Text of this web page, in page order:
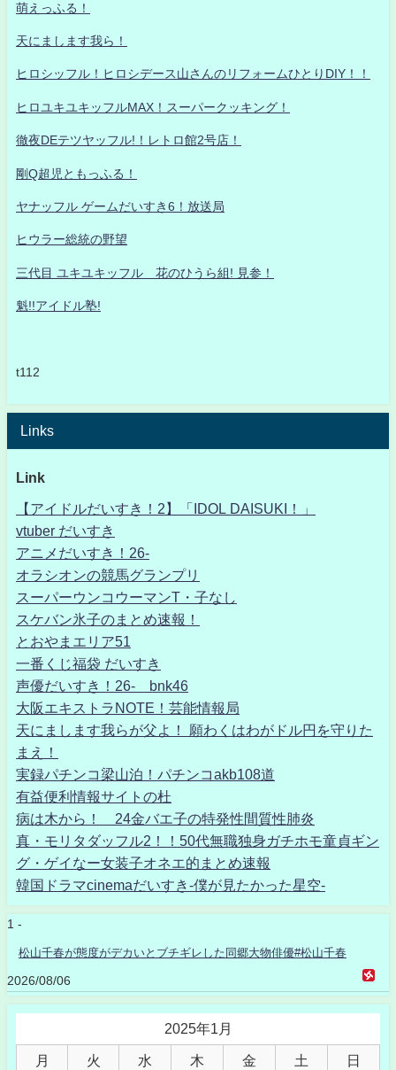
萌えっふる！
天にまします我ら！
ヒロシッフル！ヒロシデース山さんのリフォームひとりDIY！！
ヒロユキユキッフルMAX！スーパークッキング！
徹夜DEテツヤッフル!！レトロ館2号店！
剛Q超児ともっふる！
ヤナッフル ゲームだいすき6！放送局
ヒウラー総統の野望
三代目 ユキユキッフル 花のひうら組! 見参！
魁!!アイドル塾!
t112
Links
Link
【アイドルだいすき！2】「IDOL DAISUKI！」
vtuber だいすき
アニメだいすき！26-
オラシオンの競馬グランプリ
スーパーウンコウーマンT・子なし
スケバン氷子のまとめ速報！
とおやまエリア51
一番くじ福袋 だいすき
声優だいすき！26- bnk46
大阪エキストラNOTE！芸能情報局
天にまします我らが父よ！ 願わくはわがドル円を守りた
まえ！
実録パチンコ梁山泊！パチンコakb108道
有益便利情報サイトの杜
病は木から！ 24金バエ子の特発性間質性肺炎
真・モリタダッフル2！！50代無職独身ガチホモ童貞ギン
グ・ゲイなー女装子オネエ的まとめ速報
韓国ドラマcinemaだいすき-僕が見たかった星空-
1 -
松山千春が態度がデカいとブチギレした同郷大物俳優#松山千春
2026/08/06
2025年1月
月 火 水 木 金 土 日